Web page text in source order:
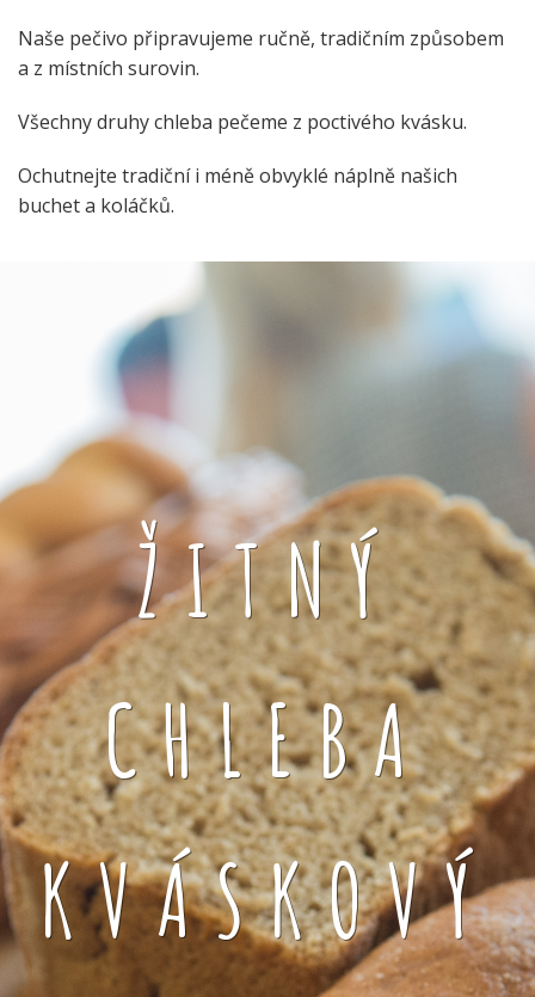
Naše pečivo připravujeme ručně, tradičním způsobem
a z místních surovin.
Všechny druhy chleba pečeme z poctivého kvásku.
Ochutnejte tradiční i méně obvyklé náplně našich
buchet a koláčků.
ŽITNÝ
CHLEBA
KVÁSKOVÝ